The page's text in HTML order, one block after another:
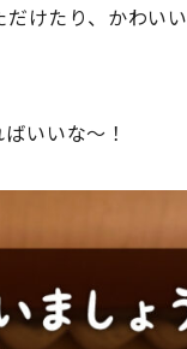
けたり、かわい
いいな〜！